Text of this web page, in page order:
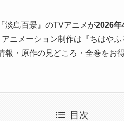
淡島百景』のTVアニメが2026年
ニメーション制作は『ちはや
・原作の見どころ・全巻をお
目次